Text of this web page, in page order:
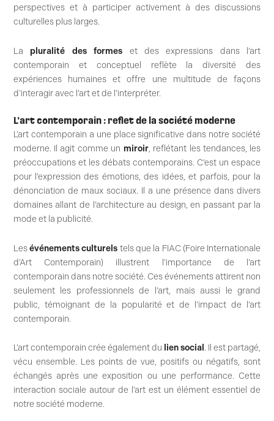
perspectives et à participer activement à des discussions
culturelles plus larges.
La pluralité des formes et des expressions dans l’art
contemporain et conceptuel reflète la diversité des
expériences humaines et offre une multitude de façons
d’interagir avec l’art et de l’interpréter.
L’art contemporain : reflet de la société moderne
L’art contemporain a une place significative dans notre société
moderne. Il agit comme un miroir, reflétant les tendances, les
préoccupations et les débats contemporains. C’est un espace
pour l’expression des émotions, des idées, et parfois, pour la
dénonciation de maux sociaux. Il a une présence dans divers
domaines allant de l’architecture au design, en passant par la
mode et la publicité.
Lesévénements culturels tels que la FIAC (Foire Internationale
d’Art Contemporain) illustrent l’importance de l’art
contemporain dans notre société. Ces événements attirent non
seulement les professionnels de l’art, mais aussi le grand
public, témoignant de la popularité et de l’impact de l’art
contemporain.
L’art contemporain crée également du lien social . Il est partagé,
vécu ensemble. Les points de vue, positifs ou négatifs, sont
échangés après une exposition ou une performance. Cette
interaction sociale autour de l’art est un élément essentiel de
notre société moderne.